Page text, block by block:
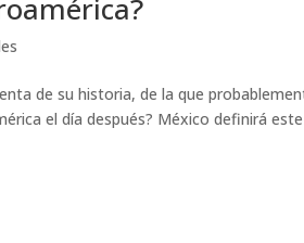
de su historia, de la que
el día después? México definirá